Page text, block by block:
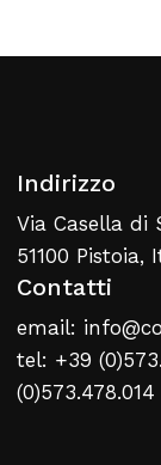
Indirizzo
Via Casella di
51100 Pistoia,
Contatti
email:
tel: +39
(0)573.478.014